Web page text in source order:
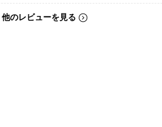
他のレビューを見る